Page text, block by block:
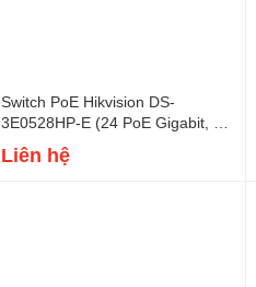
Switch PoE Hikvision DS-
3E0528HP-E (24 PoE Gigabit, 2
uplink Gigabit, 2 SFP, 225W)
Liên hệ